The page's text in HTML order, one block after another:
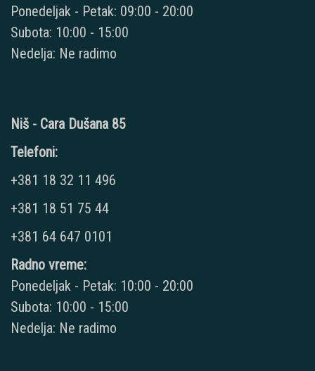
Ponedeljak - Petak: 09:00 - 20:00
Subota: 10:00 - 15:00
Nedelja: Ne radimo
Niš - Cara Dušana 85
Telefoni:
+381 18 32 11 496
+381 18 51 75 44
+381 64 647 0101
Radno vreme:
Ponedeljak - Petak: 10:00 - 20:00
Subota: 10:00 - 15:00
Nedelja: Ne radimo